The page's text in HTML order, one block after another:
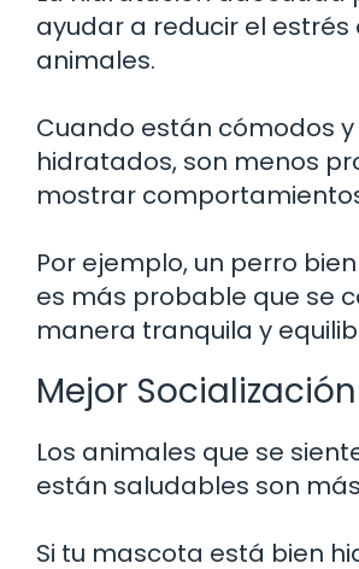
ayudar a reducir el estrés
animales.
Cuando están cómodos y
hidratados, son menos
mostrar
Por ejemplo, un perro
es más probable que se
manera tranquila y
Mejor Socialización
Los animales que se
están saludables son
Si tu mascota está bien